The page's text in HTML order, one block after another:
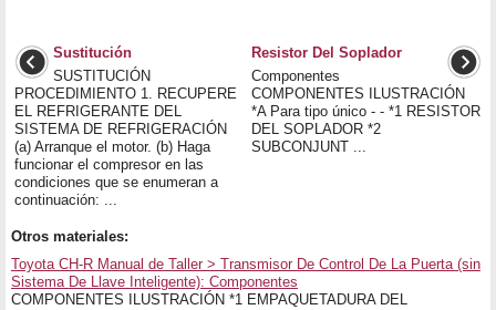
Sustitución
SUSTITUCIÓN
PROCEDIMIENTO 1. RECUPERE
EL REFRIGERANTE DEL
SISTEMA DE REFRIGERACIÓN
(a) Arranque el motor. (b) Haga
funcionar el compresor en las
condiciones que se enumeran a
continuación: ...
Resistor Del Soplador
Componentes
COMPONENTES ILUSTRACIÓN
*A Para tipo único - - *1 RESISTOR
DEL SOPLADOR *2
SUBCONJUNT ...
Otros materiales:
Toyota CH-R Manual de Taller > Transmisor De Control De La Puerta (sin
Sistema De Llave Inteligente): Componentes
COMPONENTES ILUSTRACIÓN *1 EMPAQUETADURA DEL